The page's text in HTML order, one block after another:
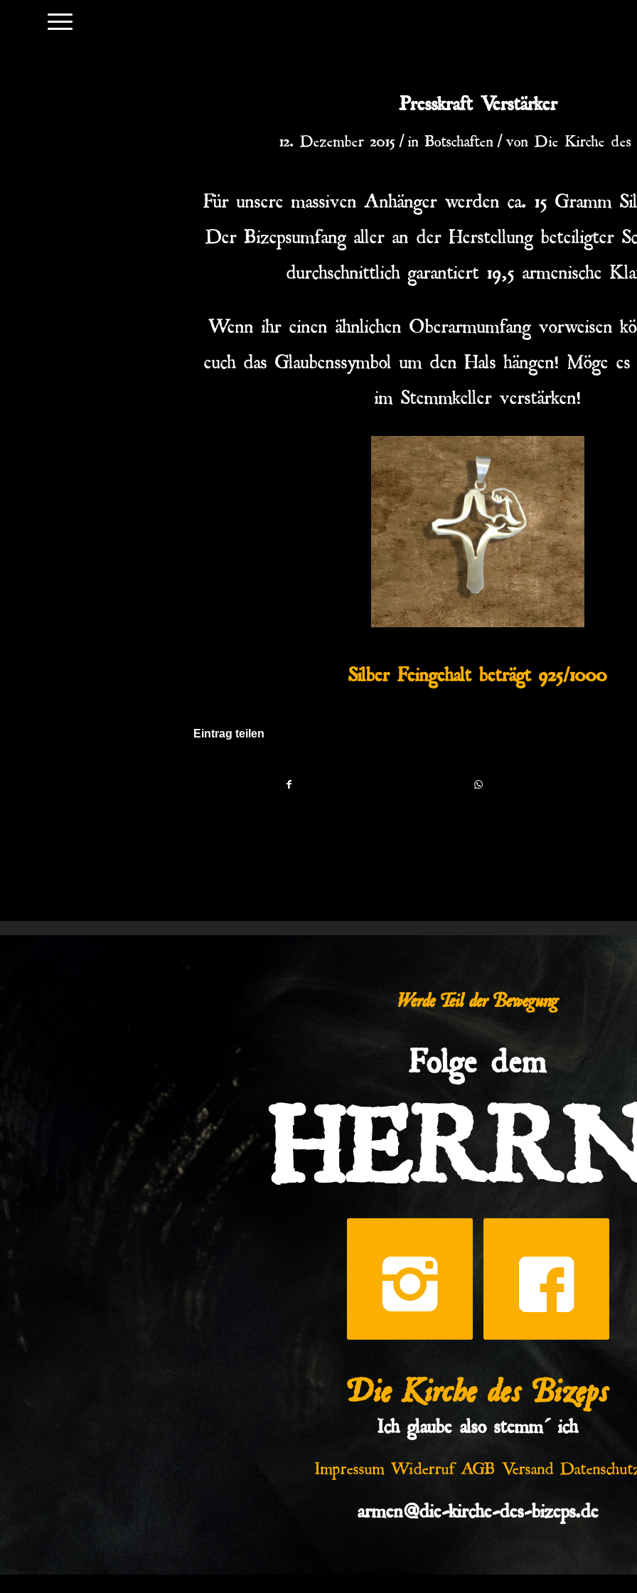
Presskraft Verstärker
12. Dezember 2015 / in Botschaften / Die Kirche des
Für unsere massiven Anhänger werden ca. 15 Gramm
Der Bizepsumfang aller an der Herstellung beteiligter
durchschnittlich garantiert 19,5 armenische
Wenn ihr einen ähnlichen Oberarmumfang vorweisen
euch das Glaubenssymbol um den Hals hängen! Möge
im Stemmkeller verstärken!
Silber Feingehalt beträgt 925/1000
Eintrag teilen
Werde Teil der Bewegung
Folge dem
Die Kirche des Bizeps
Ich glaube also stemm´ ich
Impressum Widerruf AGB Versand
armen@die-kirche-des-bizeps.de